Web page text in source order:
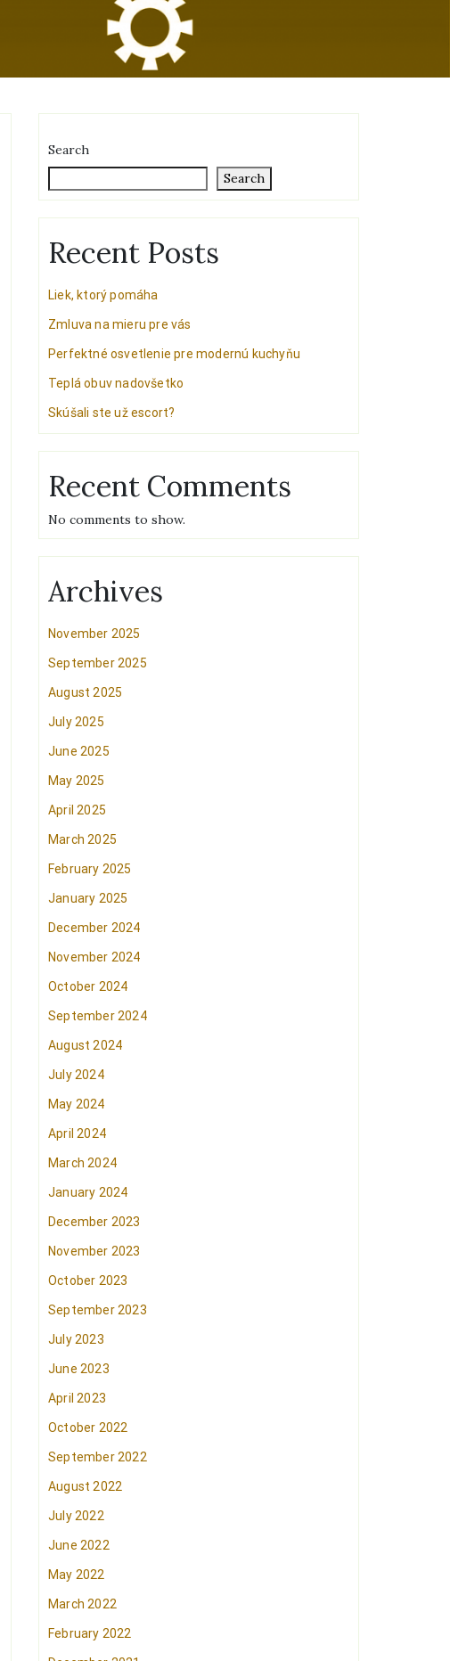
Search
Search
Recent Posts
Liek, ktorý pomáha
Zmluva na mieru pre vás
Perfektné osvetlenie pre modernú kuchyňu
Teplá obuv nadovšetko
Skúšali ste už escort?
Recent Comments
No comments to show.
Archives
November 2025
September 2025
August 2025
July 2025
June 2025
May 2025
April 2025
March 2025
February 2025
January 2025
December 2024
November 2024
October 2024
September 2024
August 2024
July 2024
May 2024
April 2024
March 2024
January 2024
December 2023
November 2023
October 2023
September 2023
July 2023
June 2023
April 2023
October 2022
September 2022
August 2022
July 2022
June 2022
May 2022
March 2022
February 2022